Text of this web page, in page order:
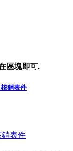
區塊即可.
銷表件
銷表件